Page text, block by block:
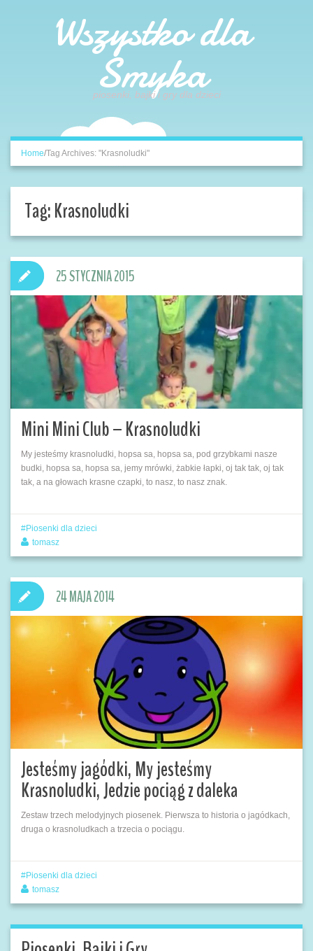
Wszystko dla
Smyka
piosenki, bajki i gry dla dzieci
Home/Tag Archives: "Krasnoludki"
Tag:Krasnoludki
Mini Mini Club – Krasnoludki
My jesteśmy krasnoludki, hopsa sa, hopsa sa, pod grzybkami nasze
budki, hopsa sa, hopsa sa, jemy mrówki, żabkie łapki, oj tak tak, oj tak
tak, a na głowach krasne czapki, to nasz, to nasz znak.
25 STYCZNIA 2015
Piosenki dla dzieci
tomasz
Jesteśmy jagódki, My jesteśmy
Krasnoludki, Jedzie pociąg z daleka
Zestaw trzech melodyjnych piosenek. Pierwsza to historia o jagódkach,
druga o krasnoludkach a trzecia o pociągu.
24 MAJA 2014
Piosenki dla dzieci
tomasz